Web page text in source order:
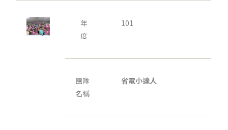
年
度
101
團隊
名稱
省電小達人